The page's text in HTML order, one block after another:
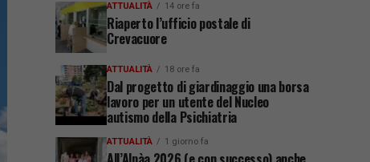
ATTUALITÀ 14 ore fa
Riaperto l’ufficio postale di
Crevacuore
ATTUALITÀ 18 ore fa
Dal progetto di giardinaggio una borsa
lavoro per un utente del Nucleo
autismo della Psichiatria
ATTUALITÀ 1 giorno fa